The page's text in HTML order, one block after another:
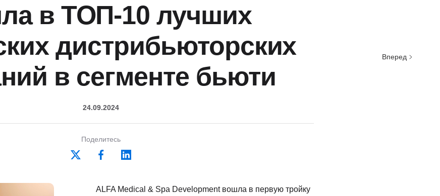
в ТОП-10 лучших
дистрибьюторских
в сегменте бьюти
24.09.2024
Вперед
Поделитесь
ALFA Medical & Spa Development вошла в первую тройку